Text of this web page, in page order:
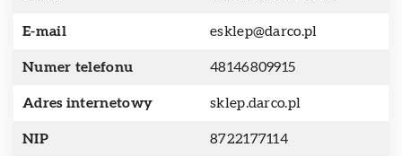
E-mail esklep@darco.pl
Numer telefonu 48146809915
Adres internetowy sklep.darco.pl
NIP 8722177114